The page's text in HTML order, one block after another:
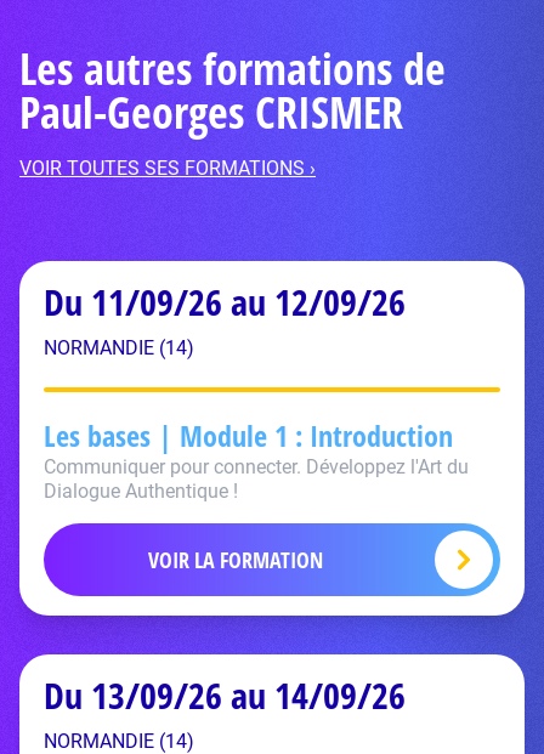
Les autres formations de
Paul-Georges CRISMER
VOIR TOUTES SES FORMATIONS ›
Du 11/09/26 au 12/09/26
NORMANDIE (14)
Les bases | Module 1 : Introduction
Communiquer pour connecter. Développez l'Art du
Dialogue Authentique !
VOIR LA FORMATION
Du 13/09/26 au 14/09/26
NORMANDIE (14)